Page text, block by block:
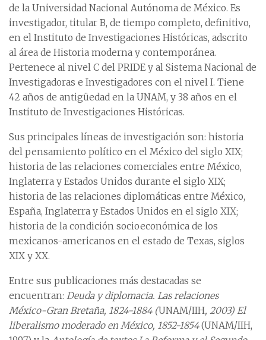
de la Universidad Nacional Autónoma de México. Es
investigador, titular B, de tiempo completo, definitivo,
en el Instituto de Investigaciones Históricas, adscrito
al área de Historia moderna y contemporánea.
Pertenece al nivel C del PRIDE y al Sistema Nacional de
Investigadoras e Investigadores con el nivel I. Tiene
42 años de antigüedad en la UNAM, y 38 años en el
Instituto de Investigaciones Históricas.
Sus principales líneas de investigación son: historia
del pensamiento político en el México del siglo XIX;
historia de las relaciones comerciales entre México,
Inglaterra y Estados Unidos durante el siglo XIX;
historia de las relaciones diplomáticas entre México,
España, Inglaterra y Estados Unidos en el siglo XIX;
historia de la condición socioeconómica de los
mexicanos-americanos en el estado de Texas, siglos
XIX y XX.
Entre sus publicaciones más destacadas se
encuentran: Deuda y diplomacia. Las relaciones
México-Gran Bretaña, 1824-1884 (UNAM/IIH, 2003) El
liberalismo moderado en México, 1852-1854(UNAM/IIH,